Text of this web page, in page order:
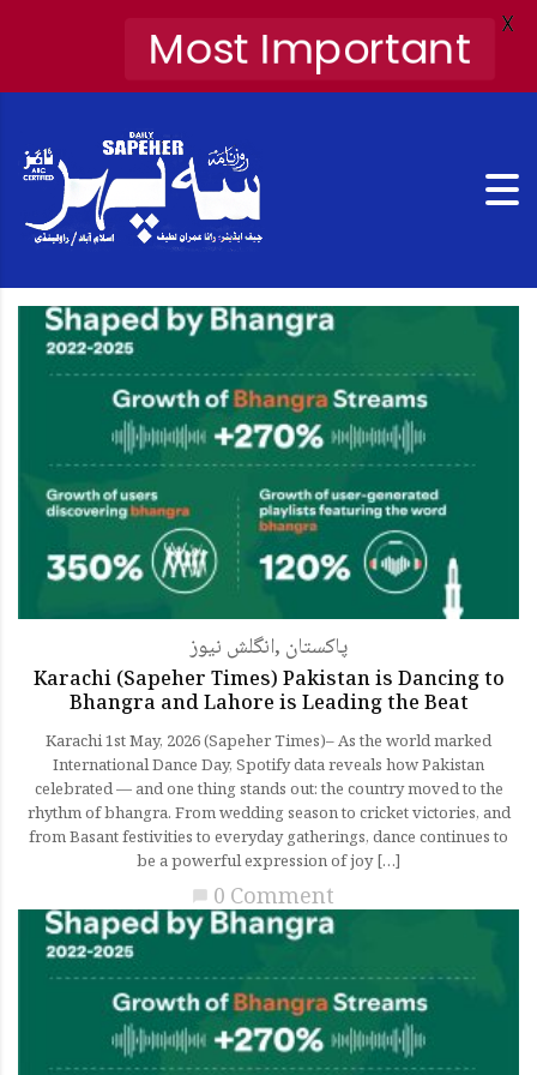
انگلش نیوز, پاکستان
Karachi (Sapeher Times) Pakistan is Dancing to
Bhangra and Lahore is Leading the Beat
Karachi 1st May, 2026 (Sapeher Times)– As the world marked
International Dance Day, Spotify data reveals how Pakistan
celebrated — and one thing stands out: the country moved to the
rhythm of bhangra. From wedding season to cricket victories, and
from Basant festivities to everyday gatherings, dance continues to
be a powerful expression of joy […]
chat_bubble 0 Comment
Most Important X